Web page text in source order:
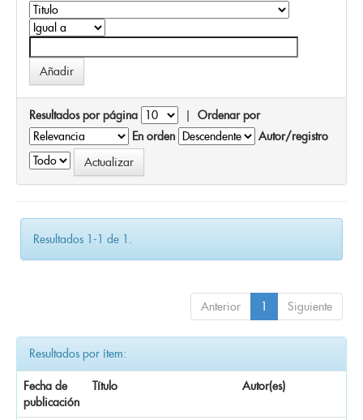
Resultados por página | Ordenar por
En orden
Autor/registro
Resultados 1-1 de 1.
Anterior 1 Siguiente
Resultados por ítem:
Fecha de
publicación
Título Autor(es)